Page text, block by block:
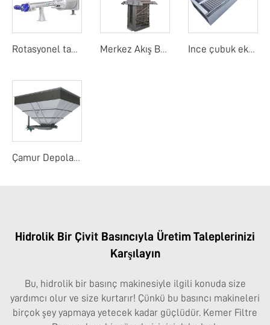
Rotasyonel tambur detay ekranı Merkez Akış Bant Ekranı Ince çubuk ekranı
Çamur Depolama Yuvası
Hidrolik Bir Çivit Basıncıyla Üretim Taleplerinizi
Karşılayın
Bu, hidrolik bir basınç makinesiyle ilgili konuda size
yardımcı olur ve size kurtarır! Çünkü bu basıncı makineleri
birçok şey yapmaya yetecek kadar güçlüdür. Kemer Filtre